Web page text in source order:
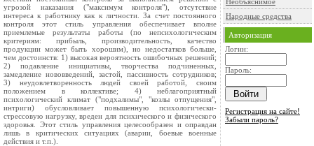
угрозой наказания ("максимум контроля"), отсутствие
интереса к работнику как к личности. За счет постоянного
контроля этот стиль управления обеспечивает вполне
приемлемые результаты работы (по непсихологическим
критериям: прибыль, производительность, качество
продукции может быть хорошим), но недостатков больше,
чем достоинств: 1) высокая вероятность ошибочных решений;
2) подавление инициативы, творчества подчиненных,
замедление нововведений, застой, пассивность сотрудников;
3) неудовлетворенность людей своей работой, своим
положением в коллективе; 4) неблагоприятный
психологический климат ("подхалимы", "козлы отпущения",
интриги) обусловливает повышенную психологически-
стрессовую нагрузку, вреден для психического и физического
здоровья. Этот стиль управления целесообразен и оправдан
лишь в критических ситуациях (аварии, боевые военные
действия и т.п.).
Народные средства
Авторизация
Логин:
Пароль:
Регистрация на сайте!
Забыли пароль?